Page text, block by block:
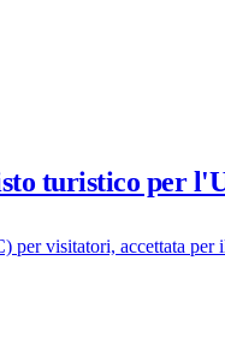
turistico per
per visitatori, accettata per